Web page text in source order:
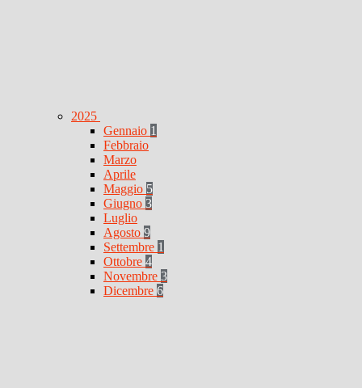
2025
Gennaio 1
Febbraio
Marzo
Aprile
Maggio 5
Giugno 3
Luglio
Agosto 9
Settembre 1
Ottobre 4
Novembre 3
Dicembre 6